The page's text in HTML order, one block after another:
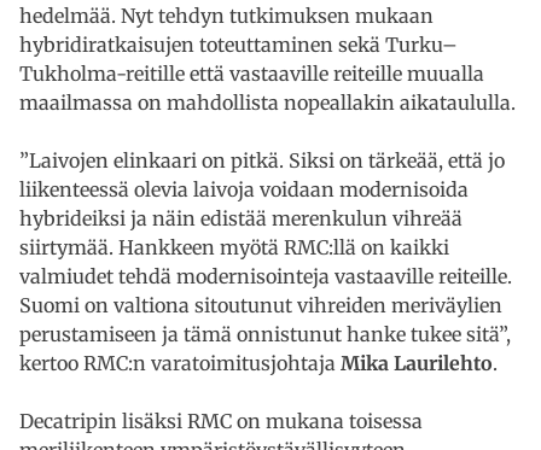
hedelmää. Nyt tehdyn tutkimuksen mukaan
hybridiratkaisujen toteuttaminen sekä Turku–
Tukholma-reitille että vastaaville reiteille muualla
maailmassa on mahdollista nopeallakin aikataululla.
”Laivojen elinkaari on pitkä. Siksi on tärkeää, että jo
liikenteessä olevia laivoja voidaan modernisoida
hybrideiksi ja näin edistää merenkulun vihreää
siirtymää. Hankkeen myötä RMC:llä on kaikki
valmiudet tehdä modernisointeja vastaaville reiteille.
Suomi on valtiona sitoutunut vihreiden meriväylien
perustamiseen ja tämä onnistunut hanke tukee sitä”,
kertoo RMC:n varatoimitusjohtaja Mika Laurilehto.
Decatripin lisäksi RMC on mukana toisessa